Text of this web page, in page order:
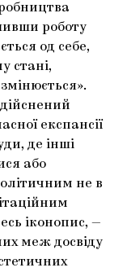
роботу
од себе,
стані,
експансії
де інші
або
не в
іконопис, —
меж досвіду